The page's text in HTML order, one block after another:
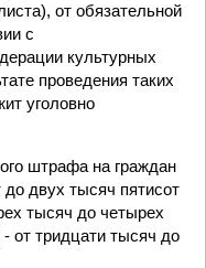
от обязательной
с
культурных
проведения таких
уголовно
штрафа на граждан
двух тысяч пятисот
тысяч до четырех
от тридцати тысяч до